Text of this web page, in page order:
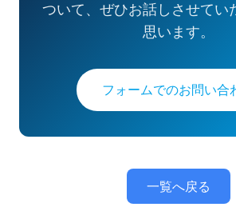
ついて、ぜひお話しさせてい
思います。
フォームでのお問い合
一覧へ戻る